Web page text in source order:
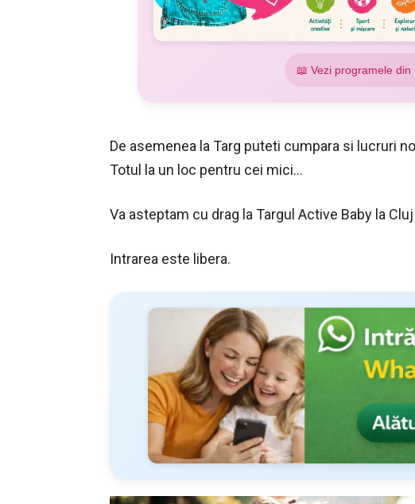
📖 Vezi programele
De asemenea la Targ puteti cumpara si lucruri
Totul la un loc pentru cei mici…
Va asteptam cu drag la Targul Active Baby la
Intrarea este libera.